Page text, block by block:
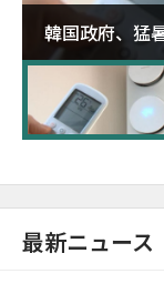
韓国政府、猛
に需給対応体
最新ニュース